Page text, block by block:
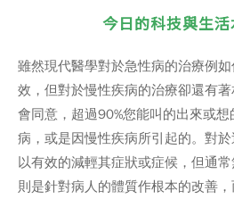
今日的科技與生活
雖然現代醫學對於急性病的治療例
效，但對於慢性疾病的治療卻還有
會同意，超過90%您能叫的出來或
病，或是因慢性疾病所引起的。對
以有效的減輕其症狀或症候，但通
則是針對病人的體質作根本的改善